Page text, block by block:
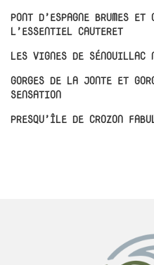
PONT D’ESPAGNE BRUMES ET
L’ESSENTIEL CAUTERET
LES VIGNES DE SÉNOUILLAC
GORGES DE LA JONTE ET
SENSATION
PRESQU’ÎLE DE CROZON